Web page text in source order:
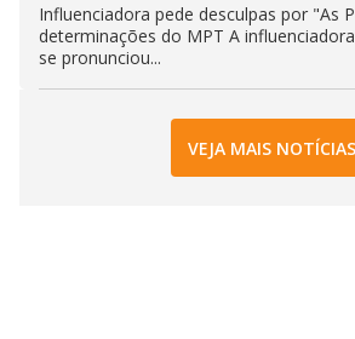
Influenciadora pede desculpas por "As
determinações do MPT A
se pronunciou...
VEJA MAIS NOTÍCIAS